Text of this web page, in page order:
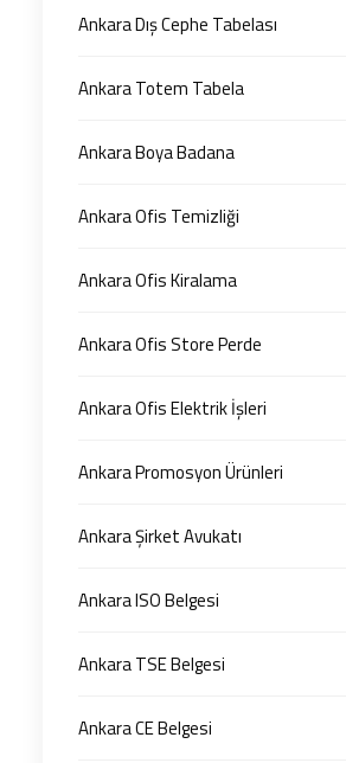
Ankara Dış Cephe Tabelası
Ankara Totem Tabela
Ankara Boya Badana
Ankara Ofis Temizliği
Ankara Ofis Kiralama
Ankara Ofis Store Perde
Ankara Ofis Elektrik İşleri
Ankara Promosyon Ürünleri
Ankara Şirket Avukatı
Ankara ISO Belgesi
Ankara TSE Belgesi
Ankara CE Belgesi